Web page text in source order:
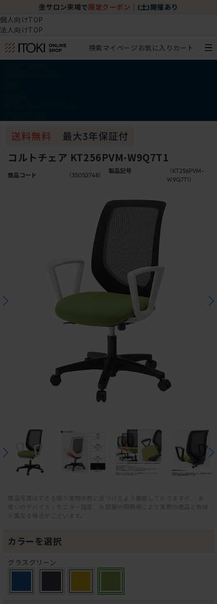
坐サロン来場で 限定クーポン (土)開催あり
個人向けTOP
法人向けTOP
検索マイページ お気に入り カート
コルトチェア KT256PVM-W9Q7T1
商品コード （35052748）
製品記号
（KT256PVM-
W9Q7T1）
商品写真はできる限り実物の色に近づけるよう徹底しておりますが、 お
使いのデバイス・モニター設定、お部屋の照明等により実際の商品と色味
が異なる場合がございます。
カラーを選択
グラスグリーン